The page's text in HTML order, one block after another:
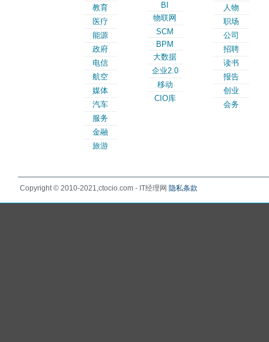
教育
医疗
能源
政府
电信
航空
媒体
汽车
服务
金融
旅游
BI
物联网
SCM
BPM
大数据
企业2.0
移动
CIO库
人物
职场
公司
招聘
读书
报告
创业
会务
Copyright © 2010-2021,ctocio.com - IT经理网 隐私条款